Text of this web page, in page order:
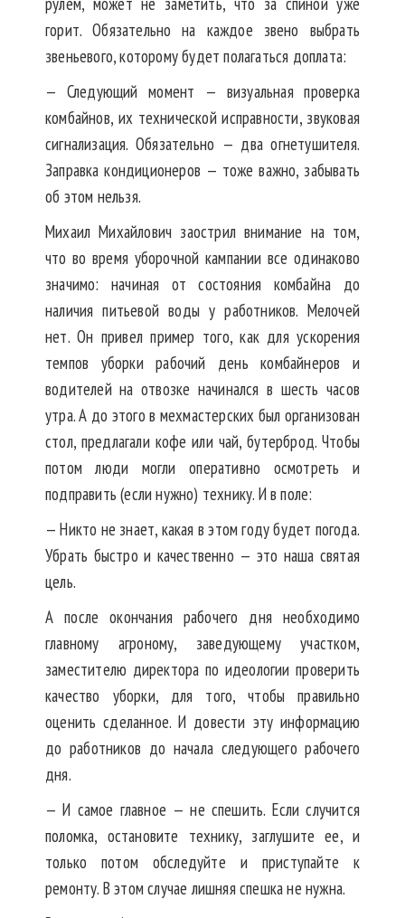
горит. Обязательно на каждое звено выбрать
звеньевого, которому будет полагаться доплата:
— Следующий момент — визуальная проверка
комбайнов, их технической исправности, звуковая
сигнализация. Обязательно — два огнетушителя.
Заправка кондиционеров — тоже важно, забывать
об этом нельзя.
Михаил Михайлович заострил внимание на том,
что во время уборочной кампании все одинаково
значимо: начиная от состояния комбайна до
наличия питьевой воды у работников. Мелочей
нет. Он привел пример того, как для ускорения
темпов уборки рабочий день комбайнеров и
водителей на отвозке начинался в шесть часов
утра. А до этого в мехмастерских был организован
стол, предлагали кофе или чай, бутерброд. Чтобы
потом люди могли оперативно осмотреть и
подправить (если нужно) технику. И в поле:
— Никто не знает, какая в этом году будет погода.
Убрать быстро и качественно — это наша святая
цель.
А после окончания рабочего дня необходимо
главному агроному, заведующему участком,
заместителю директора по идеологии проверить
качество уборки, для того, чтобы правильно
оценить сделанное. И довести эту информацию
до работников до начала следующего рабочего
дня.
— И самое главное — не спешить. Если случится
поломка, остановите технику, заглушите ее, и
только потом обследуйте и приступайте к
ремонту. В этом случае лишняя спешка не нужна.